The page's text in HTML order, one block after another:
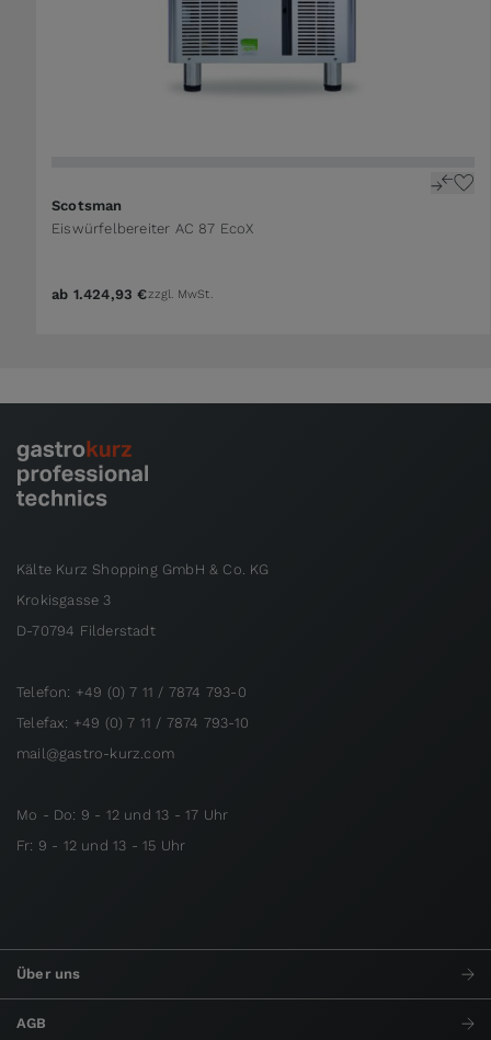
Scotsman
Eiswürfelbereiter AC 87 EcoX
ab 1.424,93 €zzgl. MwSt.
Kälte Kurz Shopping GmbH & Co. KG
Krokisgasse 3
D-70794 Filderstadt
Telefon: +49 (0) 7 11 / 7874 793-0
Telefax: +49 (0) 7 11 / 7874 793-10
mail@gastro-kurz.com
Mo - Do: 9 - 12 und 13 - 17 Uhr
Fr: 9 - 12 und 13 - 15 Uhr
Über uns
AGB